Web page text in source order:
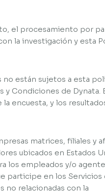
el procesamiento por
la investigación y esta
no están sujetos a esta
y Condiciones de Dynata.
encuesta, y los
matrices, filiales y
ubicados en Estados
los empleados y/o
participe en los Servicios
no relacionadas con la